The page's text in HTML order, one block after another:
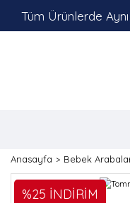
Tüm Ürünlerde
Anasayfa Bebek
%25 İNDİRİM